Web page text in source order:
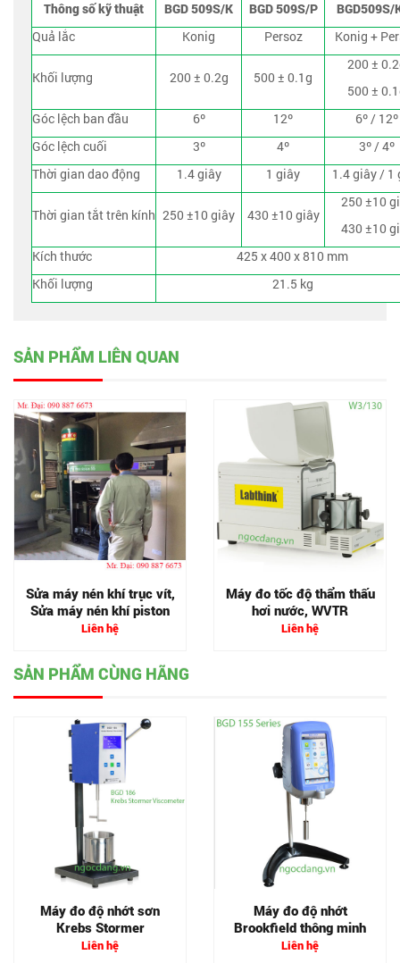
Thông số kỹ thuật BGD 509S/K BGD 509S/P
BGD509S/
Quả lắc
Konig Persoz Konig +
Khối lượng 200 ± 0.2g 500 ± 0.1g
200 ±
500 ±
Góc lệch ban đầu
6º 12º
6º / 12º
Góc lệch cuối
3º 4º
3º / 4º
Thời gian dao động
1.4 giây 1 giây 1.4 giây / 1
Thời gian tắt trên kính 250 ±10 giây 430 ±10 giây
250 ±10
430 ±10
Kích thước
425 x 400 x 810 mm
Khối lượng
21.5 kg
SẢN PHẨM LIÊN QUAN
Sửa máy nén khí trục vít,
Sửa máy nén khí piston
Liên hệ
Máy đo tốc độ thẩm thấu
hơi nước, WVTR
Liên hệ
SẢN PHẨM CÙNG HÃNG
Máy đo độ nhớt sơn
Krebs Stormer
Liên hệ
Máy đo độ nhớt
Brookfield thông minh
Liên hệ